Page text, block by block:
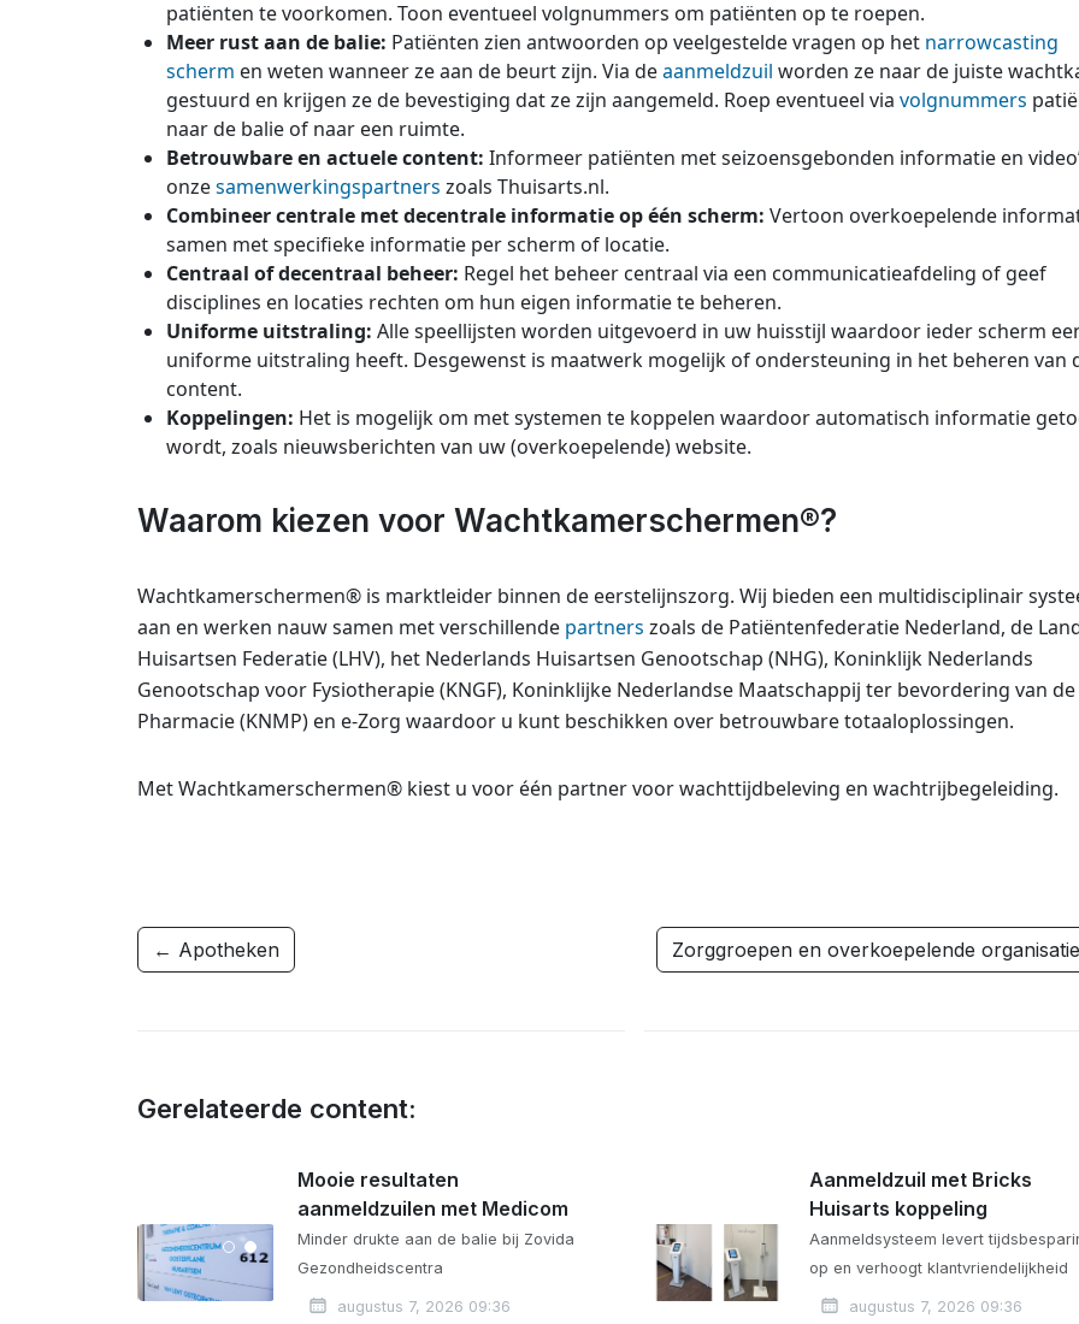
patiënten te voorkomen. Toon eventueel volgnummers om patiënten op te roepen.
Meer rust aan de balie: Patiënten zien antwoorden op veelgestelde vragen op het narrowcasting
scherm en weten wanneer ze aan de beurt zijn. Via deaanmeldzuil worden ze naar de juiste
gestuurd en krijgen ze de bevestiging dat ze zijn aangemeld. Roep eventueel via volgnummers
naar de balie of naar een ruimte.
Betrouwbare en actuele content: Informeer patiënten met seizoensgebonden informatie en
onzesamenwerkingspartners zoals Thuisarts.nl.
Combineer centrale met decentrale informatie op één scherm: Vertoon overkoepelende
samen met specifieke informatie per scherm of locatie.
Centraal of decentraal beheer: Regel het beheer centraal via een communicatieafdeling of geef
disciplines en locaties rechten om hun eigen informatie te beheren.
Uniforme uitstraling: Alle speellijsten worden uitgevoerd in uw huisstijl waardoor ieder scherm
uniforme uitstraling heeft. Desgewenst is maatwerk mogelijk of ondersteuning in het beheren van
content.
Koppelingen: Het is mogelijk om met systemen te koppelen waardoor automatisch informatie
wordt, zoals nieuwsberichten van uw (overkoepelende) website.
Waarom kiezen voor Wachtkamerschermen®?
Wachtkamerschermen® is marktleider binnen de eerstelijnszorg. Wij bieden een multidisciplinair
aan en werken nauw samen met verschillende partners zoals de Patiëntenfederatie Nederland, de
Huisartsen Federatie (LHV), het Nederlands Huisartsen Genootschap (NHG), Koninklijk Nederlands
Genootschap voor Fysiotherapie (KNGF), Koninklijke Nederlandse Maatschappij ter bevordering van de
Pharmacie (KNMP) en e-Zorg waardoor u kunt beschikken over betrouwbare totaaloplossingen.
Met Wachtkamerschermen® kiest u voor één partner voor wachttijdbeleving en wachtrijbegeleiding.
← Apotheken Zorggroepen en overkoepelende
Gerelateerde content:
Mooie resultaten
aanmeldzuilen met Medicom
Minder drukte aan de balie bij Zovida
Gezondheidscentra
augustus 7, 2026 09:36
Aanmeldzuil met Bricks
Huisarts koppeling
Aanmeldsysteem levert
op en verhoogt klantvriendelijkheid
augustus 7, 2026 09:36